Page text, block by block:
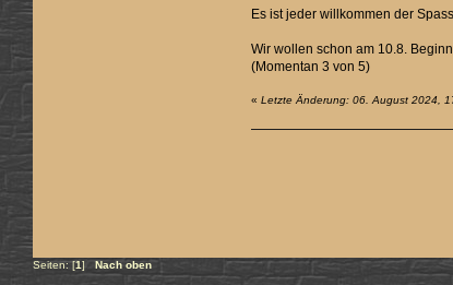
Es ist jeder willkommen der
Wir wollen schon am 10.8.
(Momentan 3 von 5)
«Letzte Änderung: 06. August 2024,
Seiten: [1] Nach oben